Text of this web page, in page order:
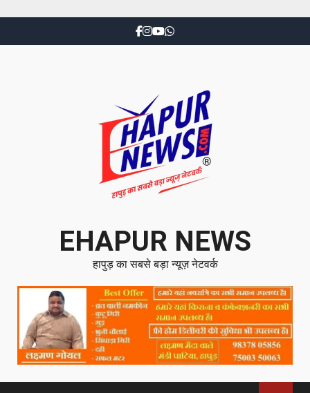
EHAPUR NEWS
हापुड़ का सबसे बड़ा न्यूज़ नेटवर्क